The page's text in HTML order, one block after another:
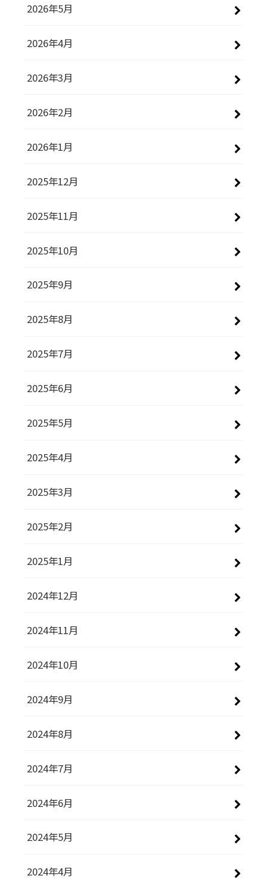
2026年5月
2026年4月
2026年3月
2026年2月
2026年1月
2025年12月
2025年11月
2025年10月
2025年9月
2025年8月
2025年7月
2025年6月
2025年5月
2025年4月
2025年3月
2025年2月
2025年1月
2024年12月
2024年11月
2024年10月
2024年9月
2024年8月
2024年7月
2024年6月
2024年5月
2024年4月